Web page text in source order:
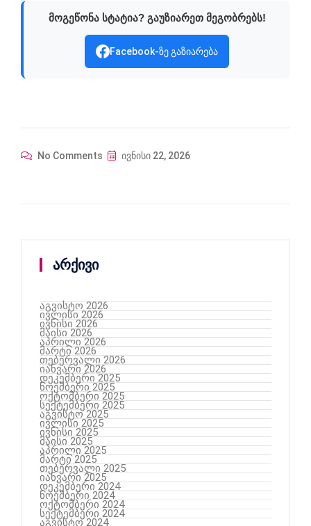
მოგეწონა სტატია? გაუზიარეთ მეგობრებს!
Facebook-ზე გაზიარება
No Comments ივნისი 22, 2026
არქივი
აგვისტო 2026
ივლისი 2026
ივნისი 2026
მაისი 2026
აპრილი 2026
მარტი 2026
თებერვალი 2026
იანვარი 2026
დეკემბერი 2025
ნოემბერი 2025
ოქტომბერი 2025
სექტემბერი 2025
აგვისტო 2025
ივლისი 2025
ივნისი 2025
მაისი 2025
აპრილი 2025
მარტი 2025
თებერვალი 2025
იანვარი 2025
დეკემბერი 2024
ნოემბერი 2024
ოქტომბერი 2024
სექტემბერი 2024
აგვისტო 2024